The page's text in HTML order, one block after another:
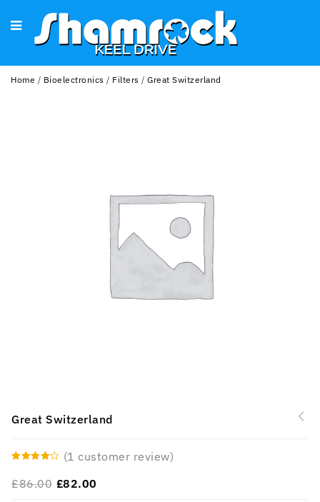
Home / Bioelectronics / Filters / Great Switzerland
Great Switzerland
of 5
(1 customer review)
£86.00 £82.00